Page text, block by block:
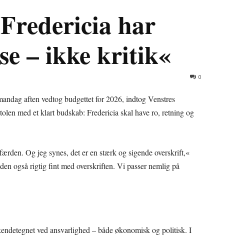
har
– ikke kritik«
0
aften vedtog budgettet for 2026, indtog Venstres
med et klart budskab: Fredericia skal have ro, retning og
Og jeg synes, det er en stærk og sigende overskrift,«
også rigtig fint med overskriften. Vi passer nemlig på
ved ansvarlighed – både økonomisk og politisk. I